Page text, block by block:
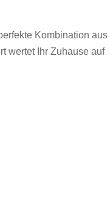
Kombination aus
wertet Ihr Zuhause auf